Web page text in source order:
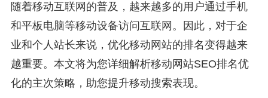
随着移动互联网的普及，越来越多的用户通过手机
和平板电脑等移动设备访问互联网。因此，对于企
业和个人站长来说，优化移动网站的排名变得越来
越重要。本文将为您详细解析移动网站SEO排名优
化的主次策略，助您提升移动搜索表现。